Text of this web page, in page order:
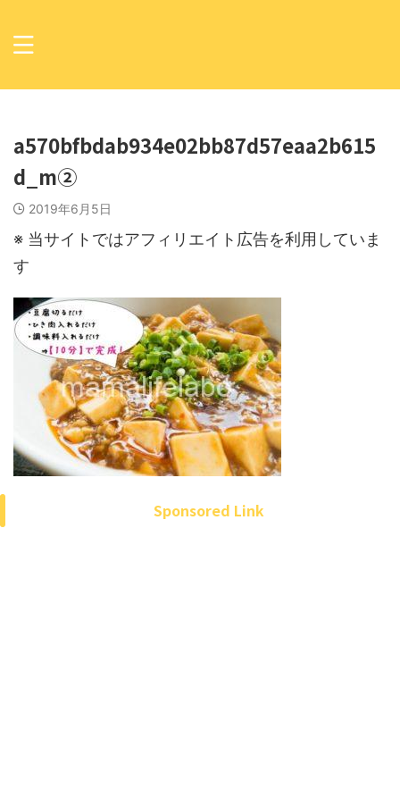
a570bfbdab934e02bb87d57eaa2b615
d_m②
2019年6月5日
※ 当サイトではアフィリエイト広告を利用していま
す
Sponsored Link